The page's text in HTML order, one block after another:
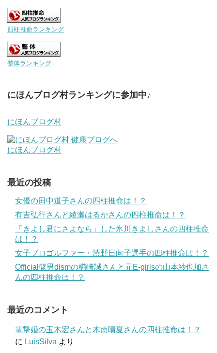
四柱推命ランキング
整体ランキング
にほんブログ村ランキングに参加中♪
にほんブログ村
にほんブログ村
最近の投稿
女優の田中道子さんの四柱推命は！？
有吉弘行さんと綾瀬はるかさんの四柱推命は！？
「きよし君にさよなら」した氷川きよしさんの四柱推命
は！？
女子プロゴルファー・渋野日向子選手の四柱推命は！？
Official髭男dismの楢崎誠さんと元E-girlsの山本紗也加さ
んの四柱推命は！？
最近のコメント
電撃婚の玉木宏さんと木南晴夏さんの四柱推命は！？
に LuisSilva より